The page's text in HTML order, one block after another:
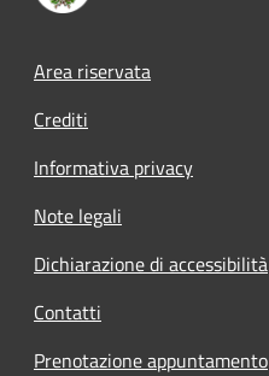
Footer menu
Area riservata
Crediti
Informativa privacy
Note legali
Dichiarazione di accessibilità
Contatti
Prenotazione appuntamento